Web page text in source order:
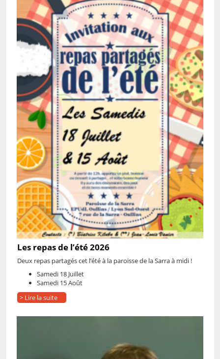
Les repas de l’été 2026
Deux repas partagés cet l’été à la paroisse de la Sarra à midi !
Samedi 18 Juillet
Samedi 15 Août
> Lire la suite